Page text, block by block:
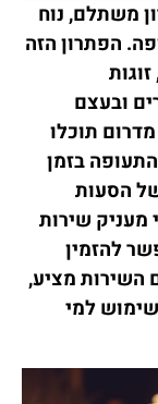
משתלם, נוח
הפתרון הזה
ובעצם
תוכלו
בזמן
הסעות
שירות
להזמין
השירות מציע,
למי